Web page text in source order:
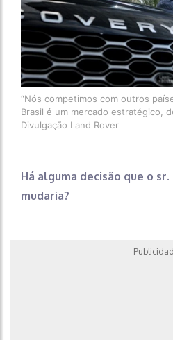
“Nós competimos com outros
Brasil é um mercado estratégico,
Divulgação Land Rover
Há alguma decisão que o
mudaria?